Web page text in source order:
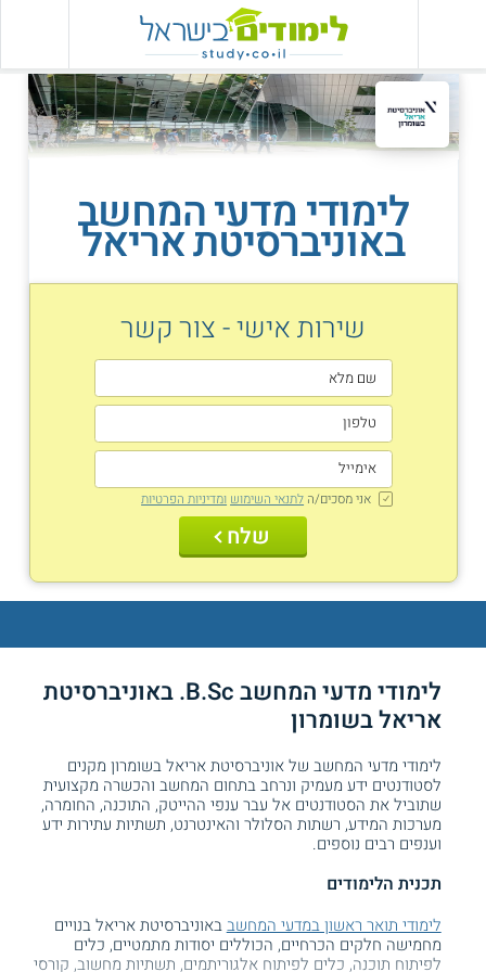
לימודי מדעי המחשב
באוניברסיטת אריאל
שירות אישי - צור קשר
אני מסכים/ה לתנאי השימוש ומדיניות הפרטיות
שלח
לימודי מדעי המחשב B.Sc. באוניברסיטת
אריאל בשומרון
לימודי מדעי המחשב של אוניברסיטת אריאל בשומרון מקנים
לסטודנטים ידע מעמיק ונרחב בתחום המחשב והכשרה מקצועית
שתוביל את הסטודנטים אל עבר ענפי ההייטק, התוכנה, החומרה,
מערכות המידע, רשתות הסלולר והאינטרנט, תשתיות עתירות ידע
וענפים רבים נוספים.
תכנית הלימודים
לימודי תואר ראשון במדעי המחשבבאוניברסיטת אריאל בנויים
מחמישה חלקים הכרחיים, הכוללים יסודות מתמטיים, כלים
לפיתוח תוכנה, כלים לפיתוח אלגוריתמים, תשתיות מחשוב, קורסי